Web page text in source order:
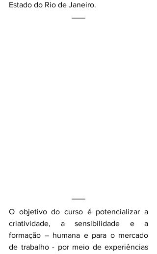
Estado do Rio de Janeiro.
O objetivo do curso é potencializar a
criatividade, a sensibilidade e a
formação – humana e para o mercado
de trabalho - por meio de experiências